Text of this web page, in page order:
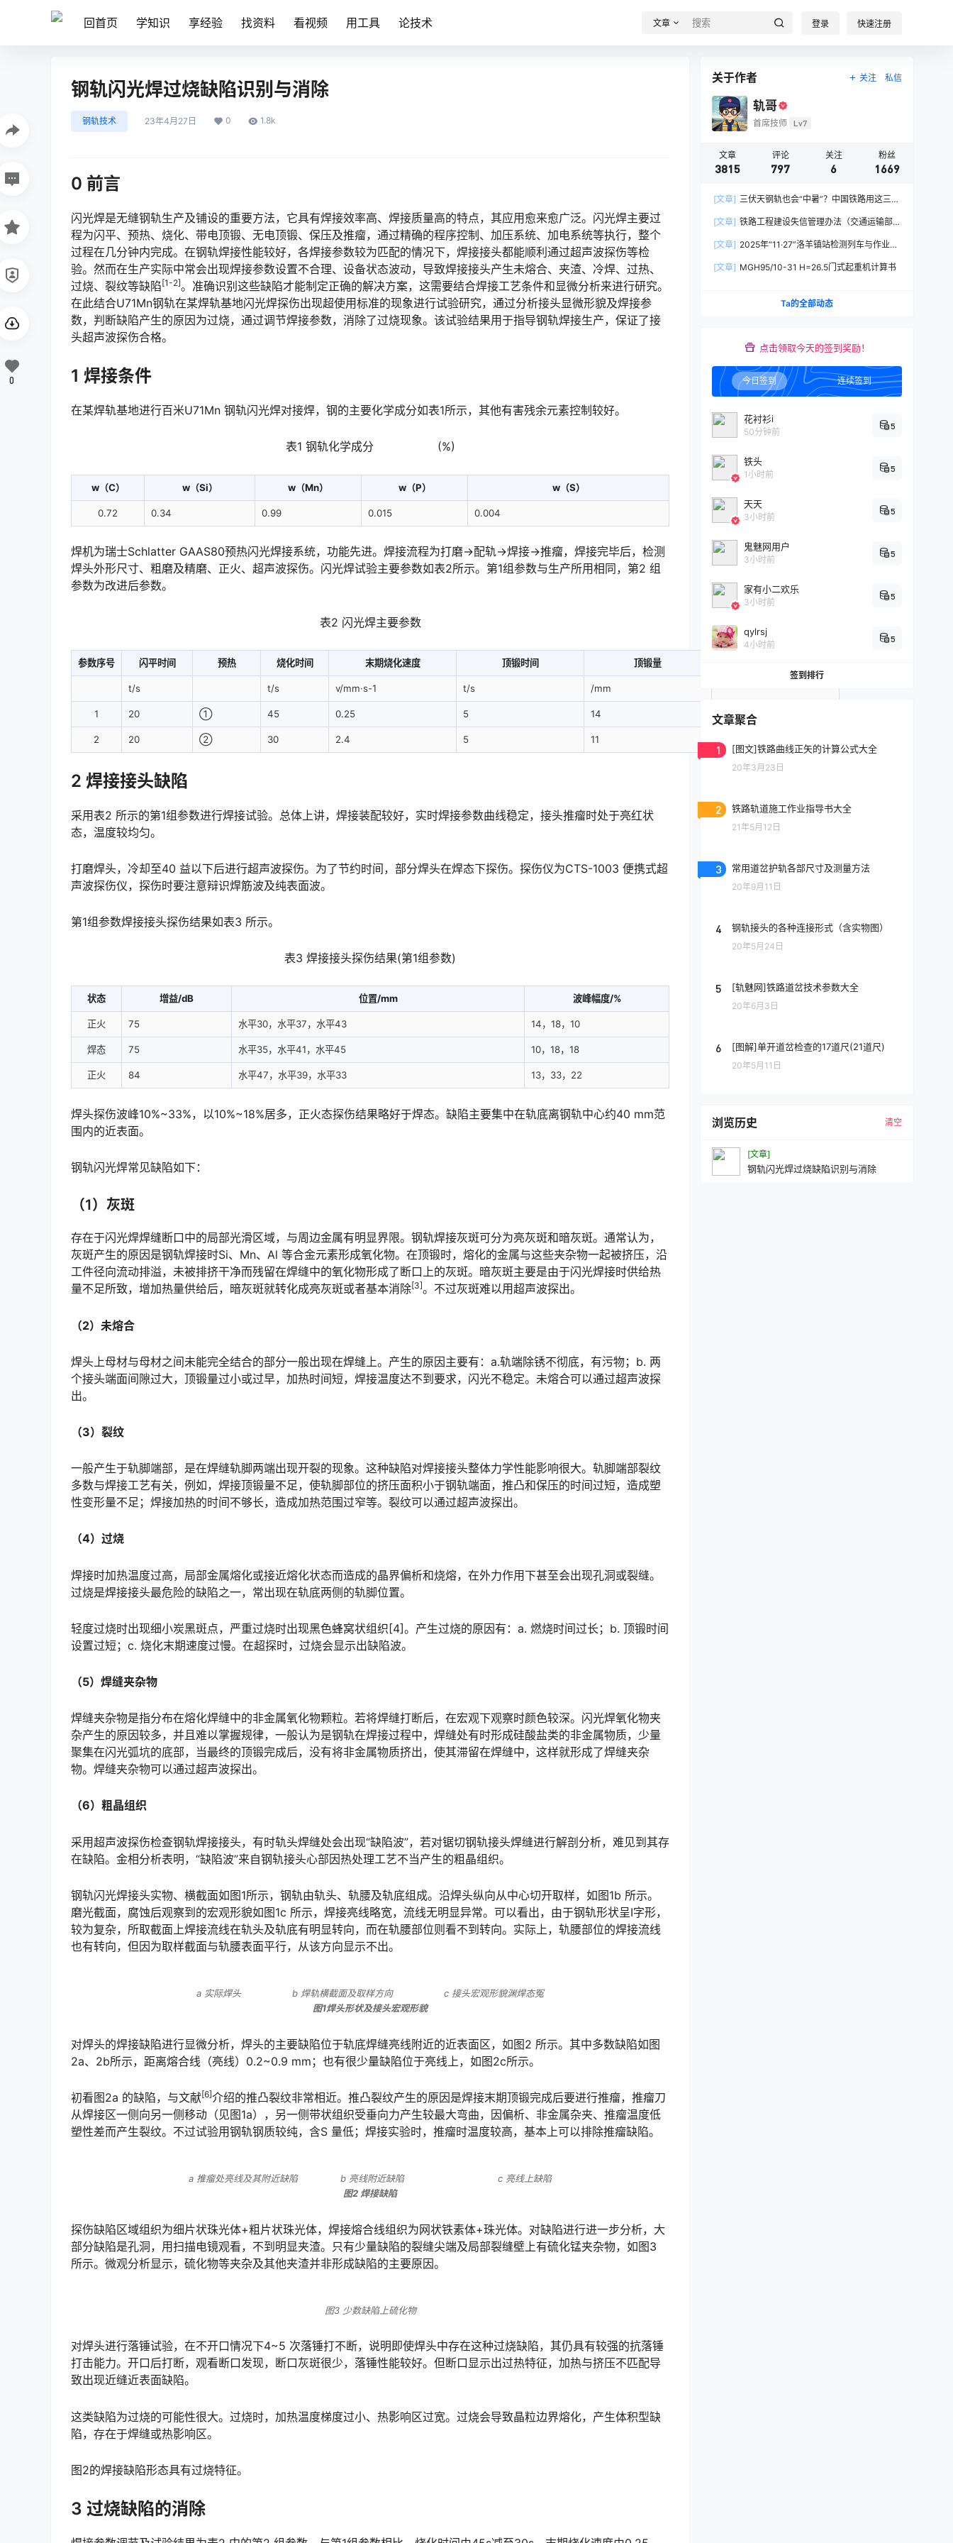
回首页 学知识 享经验 找资料 看视频 用工具 论技术 文章 登录 快速注册
钢轨闪光焊过烧缺陷识别与消除
钢轨技术 23年4月27日 0 1.8k
0 前言
闪光焊是无缝钢轨生产及铺设的重要方法，它具有焊接效率高、焊接质量高的特点，其应用愈来愈广泛。闪光焊主要过
程为闪平、预热、烧化、带电顶锻、无电顶锻、保压及推瘤，通过精确的程序控制、加压系统、加电系统等执行，整个
过程在几分钟内完成。在钢轨焊接性能较好，各焊接参数较为匹配的情况下，焊接接头都能顺利通过超声波探伤等检
验。然而在生产实际中常会出现焊接参数设置不合理、设备状态波动，导致焊接接头产生未熔合、夹渣、冷焊、过热、
过烧、裂纹等缺陷󠅅󠅃󠄵󠅂󠄪󠇖󠆨󠆨󠇕󠆞󠆒󠅬󠇘󠆭󠆘󠇙󠆝󠅵󠇗󠆭󠆁󠄐󠇗󠅹󠅸󠇖󠆍󠅳󠇖󠅹󠅰󠇖󠆌󠅹[1-2]。准确识别这些缺陷才能制定正确的解决方案，这需要结合焊接工艺条件和显微分析来进行研究。
在此结合U71Mn钢轨在某焊轨基地闪光焊探伤出现超使用标准的现象进行试验研究，通过分析接头显微形貌及焊接参
数，判断缺陷产生的原因为过烧，通过调节焊接参数，消除了过烧现象。该试验结果用于指导钢轨焊接生产，保证了接
头超声波探伤合格。󠅅󠅃󠄵󠅂󠄪󠇖󠆨󠆨󠇕󠆞󠆒󠅬󠇘󠆭󠆘󠇙󠆝󠅵󠇗󠆭󠆁󠄐󠇗󠅹󠅸󠇖󠆍󠅳󠇖󠅹󠅰󠇖󠆌󠅹
1 焊接条件
在某焊轨基地进行百米U71Mn 钢轨闪光焊对接焊，钢的主要化学成分如表1所示，其他有害残余元素控制较好。
表1 钢轨化学成分 (%)
w（C） w（Si） w（Mn） w（P） w（S）
0.72 0.34 0.99 0.015 0.004
焊机为瑞士Schlatter GAAS80预热闪光焊接系统，功能先进。焊接流程为打磨→配轨→焊接→推瘤，焊接完毕后，检测
焊头外形尺寸、粗磨及精磨、正火、超声波探伤。闪光焊试验主要参数如表2所示。第1组参数与生产所用相同，第2 组
参数为改进后参数。󠅅󠅃󠄵󠅂󠄪󠇖󠆨󠆨󠇕󠆞󠆒󠅬󠇘󠆭󠆘󠇙󠆝󠅵󠇗󠆭󠆁󠄐󠇗󠅹󠅸󠇖󠆍󠅳󠇖󠅹󠅰󠇖󠆌󠅹
表2 闪光焊主要参数
参数序号 闪平时间 预热 烧化时间 末期烧化速度 顶锻时间 顶锻量
t/s t/s v/mm·s-1 t/s /mm
1 20 ① 45 0.25 5 14
2 20 ② 30 2.4 5 11
2 焊接接头缺陷
采用表2 所示的第1组参数进行焊接试验。总体上讲，焊接装配较好，实时焊接参数曲线稳定，接头推瘤时处于亮红状
态，温度较均匀。
打磨焊头，冷却至40 益以下后进行超声波探伤。为了节约时间，部分焊头在焊态下探伤。探伤仪为CTS-1003 便携式超
声波探伤仪，探伤时要注意辩识焊筋波及纯表面波。󠅅󠅃󠄵󠅂󠄪󠇖󠆨󠆨󠇕󠆞󠆒󠅬󠇘󠆭󠆘󠇙󠆝󠅵󠇗󠆭󠆁󠄐󠇗󠅹󠅸󠇖󠆍󠅳󠇖󠅹󠅰󠇖󠆌󠅹
第1组参数焊接接头探伤结果如表3 所示。
表3 焊接接头探伤结果(第1组参数)
状态 增益/dB 位置/mm 波峰幅度/%
正火 75 水平30，水平37，水平43 14，18，10
焊态 75 水平35，水平41，水平45 10，18，18
正火 84 水平47，水平39，水平33 13，33，22
焊头探伤波峰10%~33%，以10%~18%居多，正火态探伤结果略好于焊态。缺陷主要集中在轨底离钢轨中心约40 mm范
围内的近表面。
钢轨闪光焊常见缺陷如下：
（1）灰斑
存在于闪光焊焊缝断口中的局部光滑区域，与周边金属有明显界限。钢轨焊接灰斑可分为亮灰斑和暗灰斑。通常认为，
灰斑产生的原因是钢轨焊接时Si、Mn、Al 等合金元素形成氧化物。在顶锻时，熔化的金属与这些夹杂物一起被挤压，沿
工件径向流动排溢，未被排挤干净而残留在焊缝中的氧化物形成了断口上的灰斑。暗灰斑主要是由于闪光焊接时供给热
量不足所致，增加热量供给后，暗灰斑就转化成亮灰斑或者基本消除󠅅󠅃󠄵󠅂󠄪󠇖󠆨󠆨󠇕󠆞󠆒󠅬󠇘󠆭󠆘󠇙󠆝󠅵󠇗󠆭󠆁󠄐󠇗󠅹󠅸󠇖󠆍󠅳󠇖󠅹󠅰󠇖󠆌󠅹[3]。不过灰斑难以用超声波探出。
（2）未熔合
焊头上母材与母材之间未能完全结合的部分一般出现在焊缝上。产生的原因主要有：a.轨端除锈不彻底，有污物；b. 两
个接头端面间隙过大，顶锻量过小或过早，加热时间短，焊接温度达不到要求，闪光不稳定。未熔合可以通过超声波探
出。󠅅󠅃󠄵󠅂󠄪󠇖󠆨󠆨󠇕󠆞󠆒󠅬󠇘󠆭󠆘󠇙󠆝󠅵󠇗󠆭󠆁󠄐󠇗󠅹󠅸󠇖󠆍󠅳󠇖󠅹󠅰󠇖󠆌󠅹
（3）裂纹
一般产生于轨脚端部，是在焊缝轨脚两端出现开裂的现象。这种缺陷对焊接接头整体力学性能影响很大。轨脚端部裂纹
多数与焊接工艺有关，例如，焊接顶锻量不足，使轨脚部位的挤压面积小于钢轨端面，推凸和保压的时间过短，造成塑
性变形量不足；焊接加热的时间不够长，造成加热范围过窄等。裂纹可以通过超声波探出。󠅅󠅃󠄵󠅂󠄪󠇖󠆨󠆨󠇕󠆞󠆒󠅬󠇘󠆭󠆘󠇙󠆝󠅵󠇗󠆭󠆁󠄐󠇗󠅹󠅸󠇖󠆍󠅳󠇖󠅹󠅰󠇖󠆌󠅹
（4）过烧
焊接时加热温度过高，局部金属熔化或接近熔化状态而造成的晶界偏析和烧熔，在外力作用下甚至会出现孔洞或裂缝。
过烧是焊接接头最危险的缺陷之一，常出现在轨底两侧的轨脚位置。󠅅󠅃󠄵󠅂󠄪󠇖󠆨󠆨󠇕󠆞󠆒󠅬󠇘󠆭󠆘󠇙󠆝󠅵󠇗󠆭󠆁󠄐󠇗󠅹󠅸󠇖󠆍󠅳󠇖󠅹󠅰󠇖󠆌󠅹
轻度过烧时出现细小炭黑斑点，严重过烧时出现黑色蜂窝状组织[4]。产生过烧的原因有：a. 燃烧时间过长；b. 顶锻时间
设置过短；c. 烧化末期速度过慢。在超探时，过烧会显示出缺陷波。󠅅󠅃󠄵󠅂󠄪󠇖󠆨󠆨󠇕󠆞󠆒󠅬󠇘󠆭󠆘󠇙󠆝󠅵󠇗󠆭󠆁󠄐󠇗󠅹󠅸󠇖󠆍󠅳󠇖󠅹󠅰󠇖󠆌󠅹
（5）焊缝夹杂物
焊缝夹杂物是指分布在熔化焊缝中的非金属氧化物颗粒。若将焊缝打断后，在宏观下观察时颜色较深。闪光焊氧化物夹
杂产生的原因较多，并且难以掌握规律，一般认为是钢轨在焊接过程中，焊缝处有时形成硅酸盐类的非金属物质，少量
聚集在闪光弧坑的底部，当最终的顶锻完成后，没有将非金属物质挤出，使其滞留在焊缝中，这样就形成了焊缝夹杂
物。焊缝夹杂物可以通过超声波探出。󠅅󠅃󠄵󠅂󠄪󠇖󠆨󠆨󠇕󠆞󠆒󠅬󠇘󠆭󠆘󠇙󠆝󠅵󠇗󠆭󠆁󠄐󠇗󠅹󠅸󠇖󠆍󠅳󠇖󠅹󠅰󠇖󠆌󠅹
（6）粗晶组织
采用超声波探伤检查钢轨焊接接头，有时轨头焊缝处会出现“缺陷波”，若对锯切钢轨接头焊缝进行解剖分析，难见到其存
在缺陷。金相分析表明，“缺陷波”来自钢轨接头心部因热处理工艺不当产生的粗晶组织。󠅅󠅃󠄵󠅂󠄪󠇖󠆨󠆨󠇕󠆞󠆒󠅬󠇘󠆭󠆘󠇙󠆝󠅵󠇗󠆭󠆁󠄐󠇗󠅹󠅸󠇖󠆍󠅳󠇖󠅹󠅰󠇖󠆌󠅹
钢轨闪光焊接头实物、横截面如图1所示，钢轨由轨头、轨腰及轨底组成。沿焊头纵向从中心切开取样，如图1b 所示。
磨光截面，腐蚀后观察到的宏观形貌如图1c 所示，焊接亮线略宽，流线无明显异常。可以看出，由于钢轨形状呈I字形，
较为复杂，所取截面上焊接流线在轨头及轨底有明显转向，而在轨腰部位则看不到转向。实际上，轨腰部位的焊接流线
也有转向，但因为取样截面与轨腰表面平行，从该方向显示不出。󠅅󠅃󠄵󠅂󠄪󠇖󠆨󠆨󠇕󠆞󠆒󠅬󠇘󠆭󠆘󠇙󠆝󠅵󠇗󠆭󠆁󠄐󠇗󠅹󠅸󠇖󠆍󠅳󠇖󠅹󠅰󠇖󠆌󠅹
a 实际焊头 b 焊轨横截面及取样方向 c 接头宏观形貌渊焊态冤
图1焊头形状及接头宏观形貌
对焊头的焊接缺陷进行显微分析，焊头的主要缺陷位于轨底焊缝亮线附近的近表面区，如图2 所示。其中多数缺陷如图
2a、2b所示，距离熔合线（亮线）0.2~0.9 mm；也有很少量缺陷位于亮线上，如图2c所示。󠅅󠅃󠄵󠅂󠄪󠇖󠆨󠆨󠇕󠆞󠆒󠅬󠇘󠆭󠆘󠇙󠆝󠅵󠇗󠆭󠆁󠄐󠇗󠅹󠅸󠇖󠆍󠅳󠇖󠅹󠅰󠇖󠆌󠅹
初看图2a 的缺陷，与文献[6]介绍的推凸裂纹非常相近。推凸裂纹产生的原因是焊接末期顶锻完成后要进行推瘤，推瘤刀
从焊接区一侧向另一侧移动（见图1a），另一侧带状组织受垂向力产生较最大弯曲，因偏析、非金属杂夹、推瘤温度低
塑性差而产生裂纹。不过试验用钢轨钢质较纯，含S 量低；焊接实验时，推瘤时温度较高，基本上可以排除推瘤缺陷。󠅅󠅃󠄵󠅂󠄪󠇖󠆨󠆨󠇕󠆞󠆒󠅬󠇘󠆭󠆘󠇙󠆝󠅵󠇗󠆭󠆁󠄐󠇗󠅹󠅸󠇖󠆍󠅳󠇖󠅹󠅰󠇖󠆌󠅹
a 推瘤处亮线及其附近缺陷 b 亮线附近缺陷 c 亮线上缺陷
图2 焊接缺陷
探伤缺陷区域组织为细片状珠光体+粗片状珠光体，焊接熔合线组织为网状铁素体+珠光体。对缺陷进行进一步分析，大
部分缺陷是孔洞，用扫描电镜观看，不到明显夹渣。只有少量缺陷的裂缝尖端及局部裂缝壁上有硫化锰夹杂物，如图3
所示。微观分析显示，硫化物等夹杂及其他夹渣并非形成缺陷的主要原因。󠅅󠅃󠄵󠅂󠄪󠇖󠆨󠆨󠇕󠆞󠆒󠅬󠇘󠆭󠆘󠇙󠆝󠅵󠇗󠆭󠆁󠄐󠇗󠅹󠅸󠇖󠆍󠅳󠇖󠅹󠅰󠇖󠆌󠅹
图3 少数缺陷上硫化物
对焊头进行落锤试验，在不开口情况下4~5 次落锤打不断，说明即使焊头中存在这种过烧缺陷，其仍具有较强的抗落锤
打击能力。开口后打断，观看断口发现，断口灰斑很少，落锤性能较好。但断口显示出过热特征，加热与挤压不匹配导
致出现近缝近表面缺陷。󠅅󠅃󠄵󠅂󠄪󠇖󠆨󠆨󠇕󠆞󠆒󠅬󠇘󠆭󠆘󠇙󠆝󠅵󠇗󠆭󠆁󠄐󠇗󠅹󠅸󠇖󠆍󠅳󠇖󠅹󠅰󠇖󠆌󠅹
这类缺陷为过烧的可能性很大。过烧时，加热温度梯度过小、热影响区过宽。过烧会导致晶粒边界熔化，产生体积型缺
陷，存在于焊缝或热影响区。
图2的焊接缺陷形态具有过烧特征。
3 过烧缺陷的消除
0
关于作者 关注 私信
轨哥
首席技师 Lv7
文章
3815
评论
797
关注
6
粉丝
1669
[文章] 三伏天钢轨也会“中暑”？中国铁路用这三招
[文章] 铁路工程建设失信管理办法（交通运输部
[文章] 2025年“11·27”洛羊镇站检测列车与作业人
[文章] MGH95/10-31 H=26.5门式起重机计算书
Ta的全部动态
点击领取今天的签到奖励！
今日签到 连续签到
花衬衫i
50分钟前
5
铁头
1小时前
5
天天
3小时前
5
鬼魅网用户
3小时前
5
家有小二欢乐
3小时前
5
qylrsj
4小时前
5
签到排行
文章聚合
1 [图文]铁路曲线正矢的计算公式大全
20年3月23日
2 铁路轨道施工作业指导书大全
21年5月12日
3 常用道岔护轨各部尺寸及测量方法
20年9月11日
4 钢轨接头的各种连接形式（含实物图）
20年5月24日
5 [轨魅网]铁路道岔技术参数大全
20年6月3日
6 [图解]单开道岔检查的17道尺(21道尺)
20年5月11日
浏览历史 清空
[文章]
钢轨闪光焊过烧缺陷识别与消除